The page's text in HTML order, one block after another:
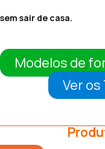
sair de casa.
Modelos de
Ver